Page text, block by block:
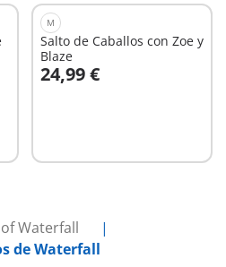
Waterfall
de Waterfall
M
Salto de Caballos con Zoe y
Blaze
24,99 €
A la cesta